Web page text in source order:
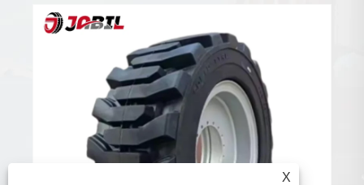
Clúdach Bharántas na mBonn Gluaisrothar
Féach ar Tuilleadh >>
X